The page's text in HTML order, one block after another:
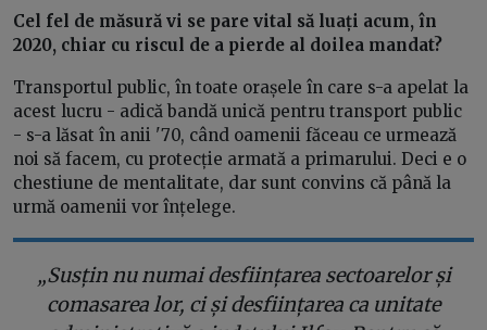
Cel fel de măsură vi se pare vital să luați acum, în
2020, chiar cu riscul de a pierde al doilea mandat?
Transportul public, în toate orașele în care s-a apelat la
acest lucru - adică bandă unică pentru transport public
- s-a lăsat în anii '70, când oamenii făceau ce urmează
noi să facem, cu protecție armată a primarului. Deci e o
chestiune de mentalitate, dar sunt convins că până la
urmă oamenii vor înțelege.
„Susțin nu numai desființarea sectoarelor și
comasarea lor, ci și desființarea ca unitate